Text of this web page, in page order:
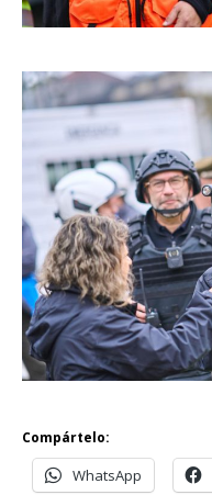
Compártelo:
WhatsApp